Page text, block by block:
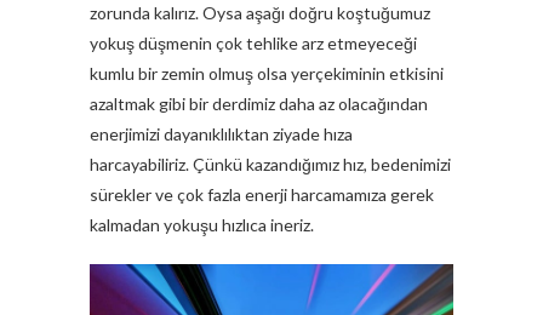
zorunda kalırız. Oysa aşağı doğru koştuğumuz
yokuş düşmenin çok tehlike arz etmeyeceği
kumlu bir zemin olmuş olsa yerçekiminin etkisini
azaltmak gibi bir derdimiz daha az olacağından
enerjimizi dayanıklılıktan ziyade hıza
harcayabiliriz. Çünkü kazandığımız hız, bedenimizi
sürekler ve çok fazla enerji harcamamıza gerek
kalmadan yokuşu hızlıca ineriz.